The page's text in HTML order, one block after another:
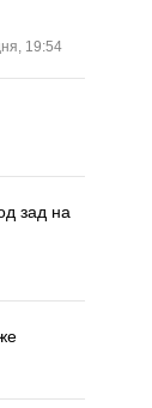
19:54
зад на